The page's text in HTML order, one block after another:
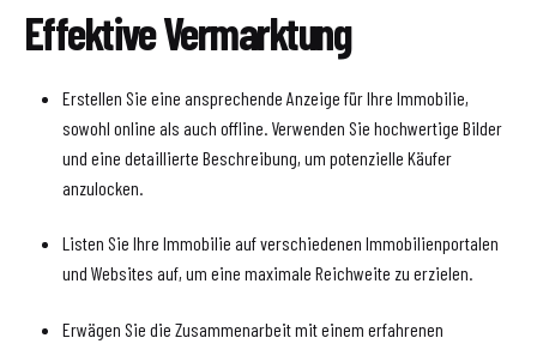
Effektive Vermarktung
Erstellen Sie eine ansprechende Anzeige für Ihre Immobilie,
sowohl online als auch offline. Verwenden Sie hochwertige Bilder
und eine detaillierte Beschreibung, um potenzielle Käufer
anzulocken.
Listen Sie Ihre Immobilie auf verschiedenen Immobilienportalen
und Websites auf, um eine maximale Reichweite zu erzielen.
Erwägen Sie die Zusammenarbeit mit einem erfahrenen